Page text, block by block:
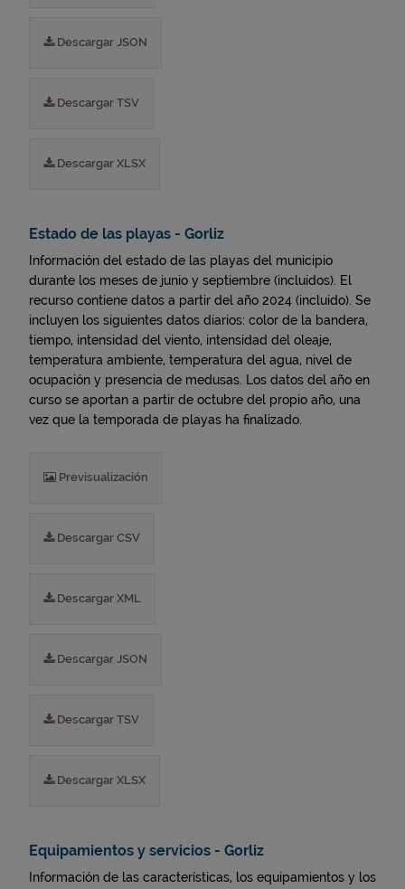
Descargar JSON
Descargar TSV
Descargar XLSX
Estado de las playas - Gorliz
Información del estado de las playas del municipio
durante los meses de junio y septiembre (incluidos). El
recurso contiene datos a partir del año 2024 (incluido). Se
incluyen los siguientes datos diarios: color de la bandera,
tiempo, intensidad del viento, intensidad del oleaje,
temperatura ambiente, temperatura del agua, nivel de
ocupación y presencia de medusas. Los datos del año en
curso se aportan a partir de octubre del propio año, una
vez que la temporada de playas ha finalizado.
Previsualización
Descargar CSV
Descargar XML
Descargar JSON
Descargar TSV
Descargar XLSX
Equipamientos y servicios - Gorliz
Información de las características, los equipamientos y los